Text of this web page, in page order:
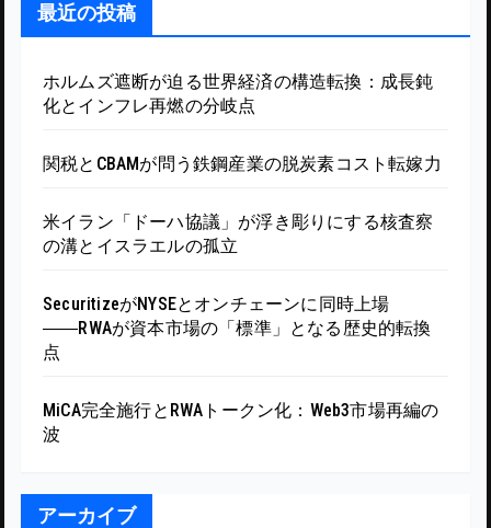
最近の投稿
ホルムズ遮断が迫る世界経済の構造転換：成長鈍
化とインフレ再燃の分岐点
関税とCBAMが問う鉄鋼産業の脱炭素コスト転嫁力
米イラン「ドーハ協議」が浮き彫りにする核査察
の溝とイスラエルの孤立
SecuritizeがNYSEとオンチェーンに同時上場
――RWAが資本市場の「標準」となる歴史的転換
点
MiCA完全施行とRWAトークン化：Web3市場再編の
波
アーカイブ